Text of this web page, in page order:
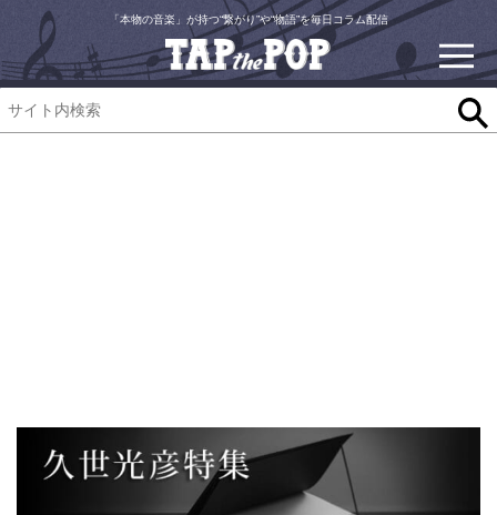
「本物の音楽」が持つ“繋がり”や“物語”を毎日コラム配信